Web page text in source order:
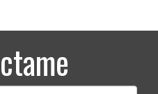
habla con
área en diferentes
considerar al